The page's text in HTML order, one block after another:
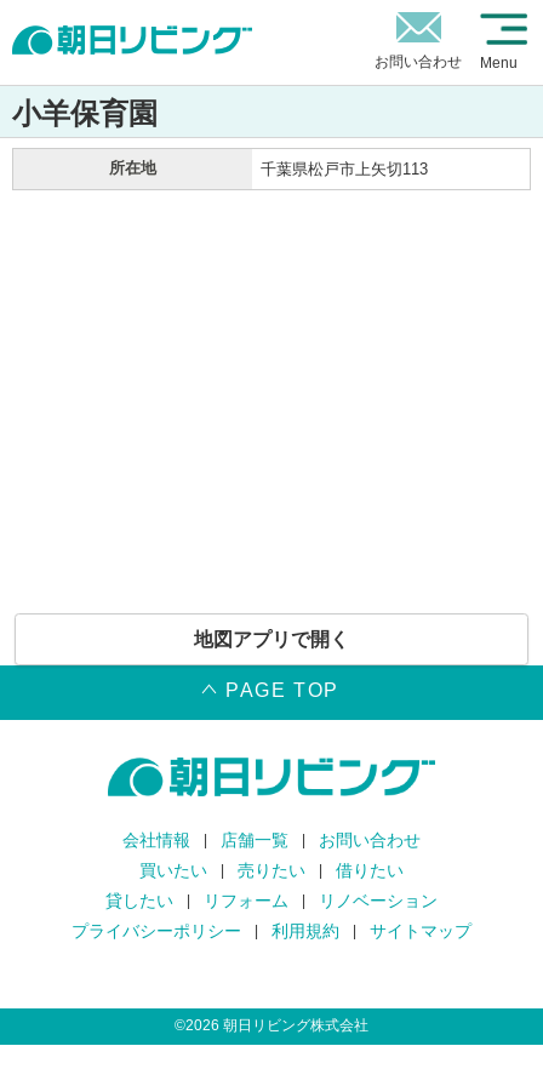
お問い合わせ Menu
小羊保育園
所在地 千葉県松戸市上矢切113
地図アプリで開く
PAGE TOP
会社情報 店舗一覧
お問い合わせ
買いたい
売りたい
借りたい
貸したい
リフォーム
リノベーション
プライバシーポリシー
利用規約 サイトマップ
©2026 朝日リビング株式会社